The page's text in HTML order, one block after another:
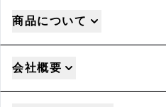
商品について
会社概要